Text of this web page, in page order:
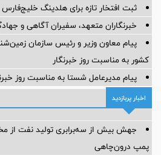
ثبت افتخار تازه برای هلدینگ خلیج‌فارس
خبرنگاران متعهد، سفیران آگاهی و
پیام معاون وزیر و رئیس سازمان
کشور به مناسبت روز خبرنگار
پیام مدیرعامل شستا به مناسبت روز
اخبار پربازدید
جهش بیش از سه‌برابری تولید نفت از
پمپ درون‌چاهی